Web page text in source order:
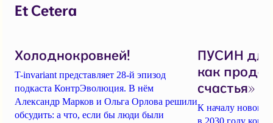
Et Cetera
Холоднокровней!
T-invariant представляет 28-й эпизод
подкаста КонтрЭволюция. В нём
Александр Марков и Ольга Орлова решили
обсудить: а что, если бы люди были
ПУСИН для
как
счастья»
К началу нового
в 2030 году